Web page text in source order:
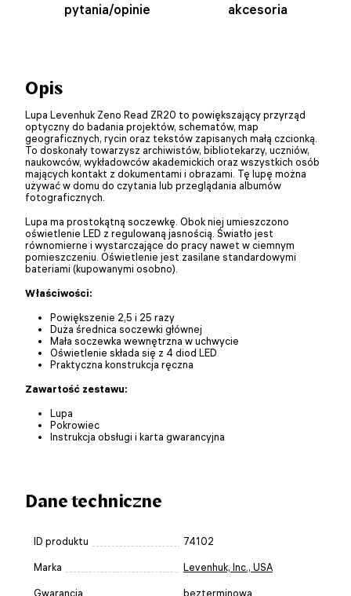
pytania/opinie akcesoria
Opis
Lupa Levenhuk Zeno Read ZR20 to powiększający przyrząd
optyczny do badania projektów, schematów, map
geograficznych, rycin oraz tekstów zapisanych małą czcionką.
To doskonały towarzysz archiwistów, bibliotekarzy, uczniów,
naukowców, wykładowców akademickich oraz wszystkich osób
mających kontakt z dokumentami i obrazami. Tę lupę można
używać w domu do czytania lub przeglądania albumów
fotograficznych.
Lupa ma prostokątną soczewkę. Obok niej umieszczono
oświetlenie LED z regulowaną jasnością. Światło jest
równomierne i wystarczające do pracy nawet w ciemnym
pomieszczeniu. Oświetlenie jest zasilane standardowymi
bateriami (kupowanymi osobno).
Właściwości:
Powiększenie 2,5 i 25 razy
Duża średnica soczewki głównej
Mała soczewka wewnętrzna w uchwycie
Oświetlenie składa się z 4 diod LED
Praktyczna konstrukcja ręczna
Zawartość zestawu:
Lupa
Pokrowiec
Instrukcja obsługi i karta gwarancyjna
Dane techniczne
ID produktu 74102
Marka Levenhuk, Inc., USA
Gwarancja bezterminowa